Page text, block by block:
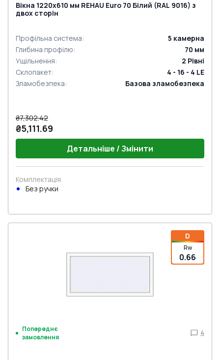
Вікна 1220x610 мм REHAU Euro 70 Білий (RAL 9016) з
двох сторін
Профільна система: 5 камерна
Глибина профілю: 70 мм
Ущільнення: 2 Рівні
Склопакет:
4 - 16 - 4 LE
Зламобезпека: Базова зламобезпека
₴7,302.42
₴5,111.69
Детальніше / Змінити
Комплектація
Без ручки
D
Rw
0.66
Попереднє
замовлення
4